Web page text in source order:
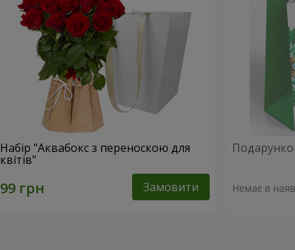
Набір "Аквабокс з переноскою для
квітів"
Замовити
Немає в